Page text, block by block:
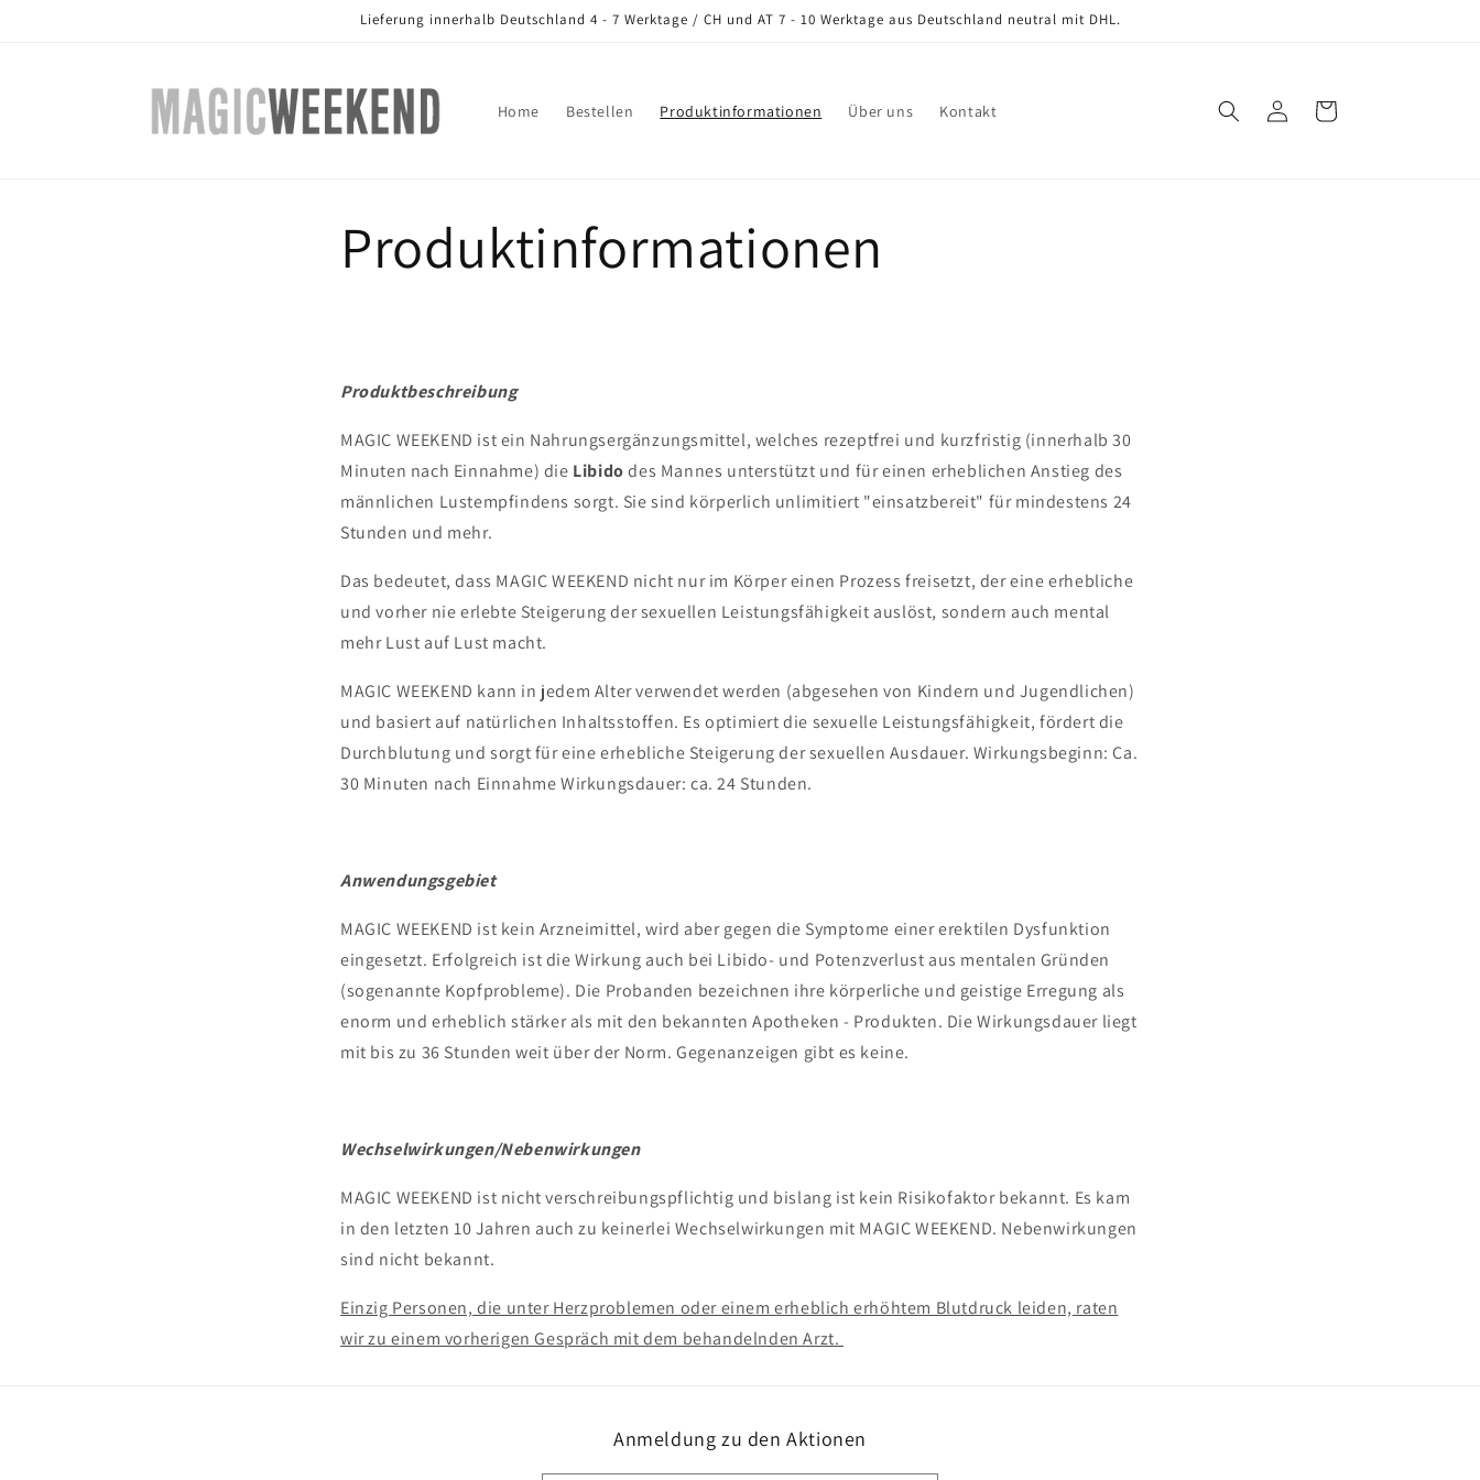
Lieferung innerhalb Deutschland 4 - 7 Werktage / CH und AT 7 - 10 Werktage aus Deutschland neutral mit DHL.
Home Bestellen Produktinformationen Über uns Kontakt EinloggenWarenkorb
Produktinformationen
Produktbeschreibung
MAGIC WEEKEND ist ein Nahrungsergänzungsmittel, welches rezeptfrei und kurzfristig (innerhalb 30
Minuten nach Einnahme) die Libidodes Mannes unterstützt und für einen erheblichen Anstieg des
männlichen Lustempfindens sorgt. Sie sind körperlich unlimitiert "einsatzbereit" für mindestens 24
Stunden und mehr.
Das bedeutet, dass MAGIC WEEKEND nicht nur im Körper einen Prozess freisetzt, der eine erhebliche
und vorher nie erlebte Steigerung der sexuellen Leistungsfähigkeit auslöst, sondern auch mental
mehr Lust auf Lust macht.
MAGIC WEEKEND kann in jedem Alter verwendet werden (abgesehen von Kindern und Jugendlichen)
und basiert auf natürlichen Inhaltsstoffen. Es optimiert die sexuelle Leistungsfähigkeit, fördert die
Durchblutung und sorgt für eine erhebliche Steigerung der sexuellen Ausdauer. Wirkungsbeginn: Ca.
30 Minuten nach Einnahme Wirkungsdauer: ca. 24 Stunden.
Anwendungsgebiet
MAGIC WEEKEND ist kein Arzneimittel, wird aber gegen die Symptome einer erektilen Dysfunktion
eingesetzt. Erfolgreich ist die Wirkung auch bei Libido- und Potenzverlust aus mentalen Gründen
(sogenannte Kopfprobleme). Die Probanden bezeichnen ihre körperliche und geistige Erregung als
enorm und erheblich stärker als mit den bekannten Apotheken - Produkten. Die Wirkungsdauer liegt
mit bis zu 36 Stunden weit über der Norm. Gegenanzeigen gibt es keine.
Wechselwirkungen/Nebenwirkungen
MAGIC WEEKEND ist nicht verschreibungspflichtig und bislang ist kein Risikofaktor bekannt. Es kam
in den letzten 10 Jahren auch zu keinerlei Wechselwirkungen mit MAGIC WEEKEND. Nebenwirkungen
sind nicht bekannt.
Einzig Personen, die unter Herzproblemen oder einem erheblich erhöhtem Blutdruck leiden, raten
wir zu einem vorherigen Gespräch mit dem behandelnden Arzt.
Anmeldung zu den Aktionen